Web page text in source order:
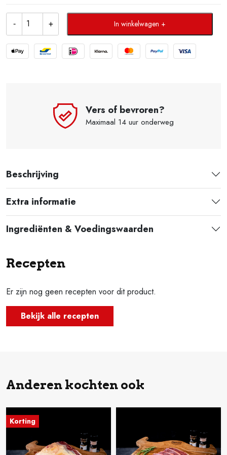
In winkelwagen
Vers of bevroren?
Maximaal 14 uur onderweg
Beschrijving
Extra informatie
Ingrediënten & Voedingswaarden
Recepten
Er zijn nog geen recepten voor dit product.
Bekijk alle recepten
Anderen kochten ook
Korting